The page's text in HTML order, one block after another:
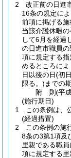
2
改正前の日進
16条の規定に
前項に掲げる施
当該介護休暇の
して6月を経過
の日進市職員
項に規定する
めるところに
日以後の日(初
限る。) までの
附 則(平
(施行期日)
1
この条例は、
(経過措置)
2
この条例の施
8条の3第1項及
里親である職
項に規定する